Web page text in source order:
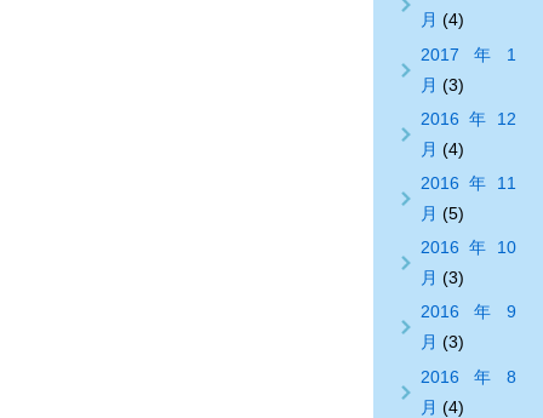
月 (4)
2017年1
月 (3)
2016年12
月 (4)
2016年11
月 (5)
2016年10
月 (3)
2016年9
月 (3)
2016年8
月 (4)